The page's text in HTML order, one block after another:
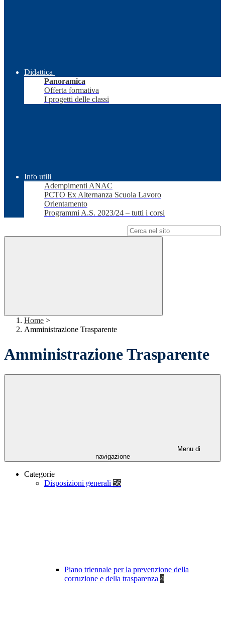
Didattica
Panoramica
Offerta formativa
I progetti delle classi
Info utili
Adempimenti ANAC
PCTO Ex Alternanza Scuola Lavoro
Orientamento
Programmi A.S. 2023/24 – tutti i corsi
Home >
Amministrazione Trasparente
Amministrazione Trasparente
Menu di
navigazione
Categorie
Disposizioni generali 56
Piano triennale per la prevenzione della
corruzione e della trasparenza 4